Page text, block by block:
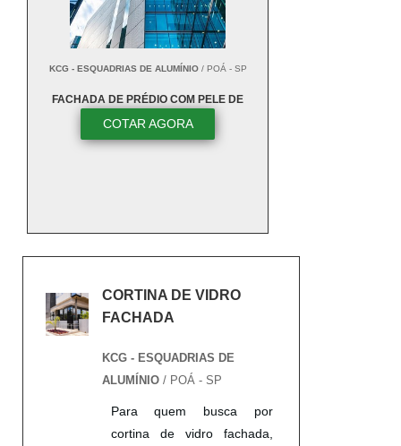
KCG - ESQUADRIAS DE ALUMÍNIO/ POÁ - SP
FACHADA DE PRÉDIO COM PELE DE
VIDRO
COTAR AGORA
CORTINA DE VIDRO
FACHADA
KCG - ESQUADRIAS DE
ALUMÍNIO / POÁ - SP
Para quem busca por
cortina de vidro fachada,